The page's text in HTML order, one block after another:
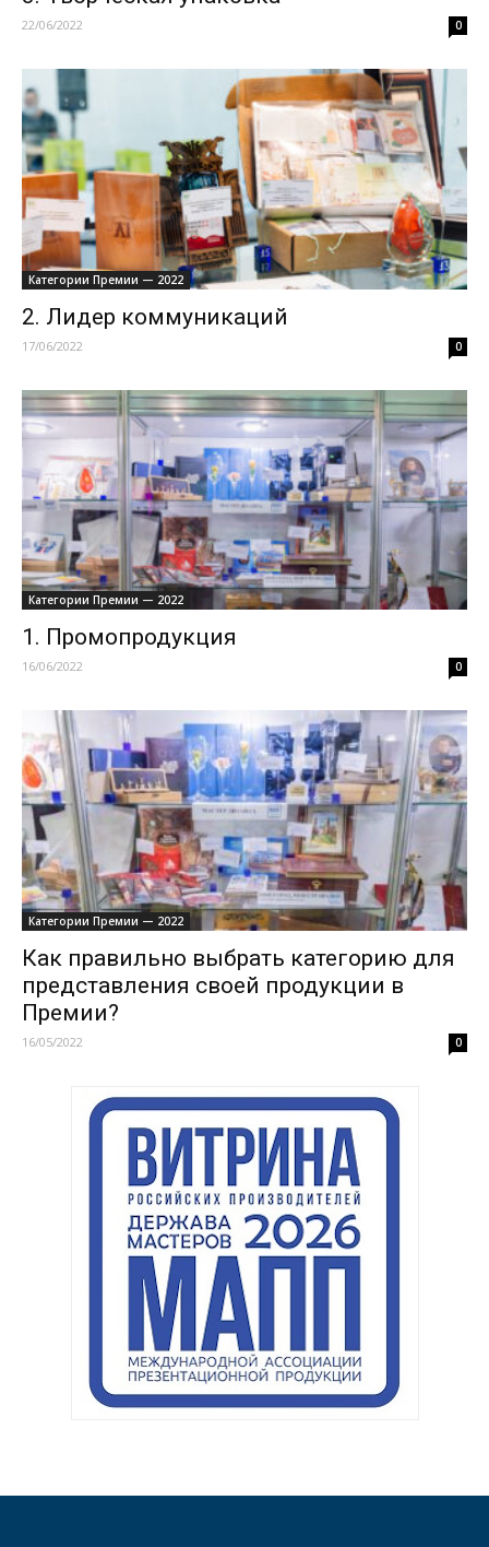
22/06/2022 0
Категории Премии — 2022
2. Лидер коммуникаций
17/06/2022 0
Категории Премии — 2022
1. Промопродукция
16/06/2022 0
Категории Премии — 2022
Как правильно выбрать категорию для
представления своей продукции в
Премии?
16/05/2022 0